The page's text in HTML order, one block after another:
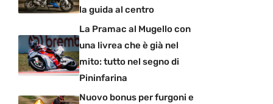
la guida al centro
La Pramac al Mugello con
una livrea che è già nel
mito: tutto nel segno di
Pininfarina
Nuovo bonus per furgoni e